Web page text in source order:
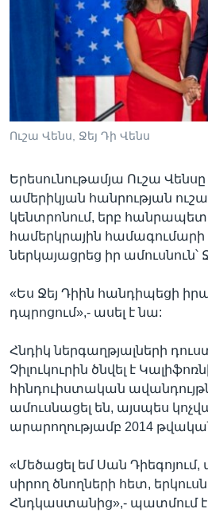
Լեզուներ
Ուշա Վենս, Ջեյ Դի Վենս
Երեսունութամյա Ուշա Վենսը
ամերիկյան հանրության
կենտրոնում, երբ
համերկրային
ներկայացրեց իր ամուսնուն՝
«Ես Ջեյ Դիին հանդիպեցի
դպրոցում»,- ասել է նա:
Հնդիկ ներգաղթյալների
Չիլուկուրին ծնվել է
հինդուիստական
ամուսնացել են, այսպես
արարողությամբ 2014
«Մեծացել եմ Սան Դիեգոյում,
սիրող ծնողների հետ, երկուսն
Հնդկաստանից»,- պատմում է